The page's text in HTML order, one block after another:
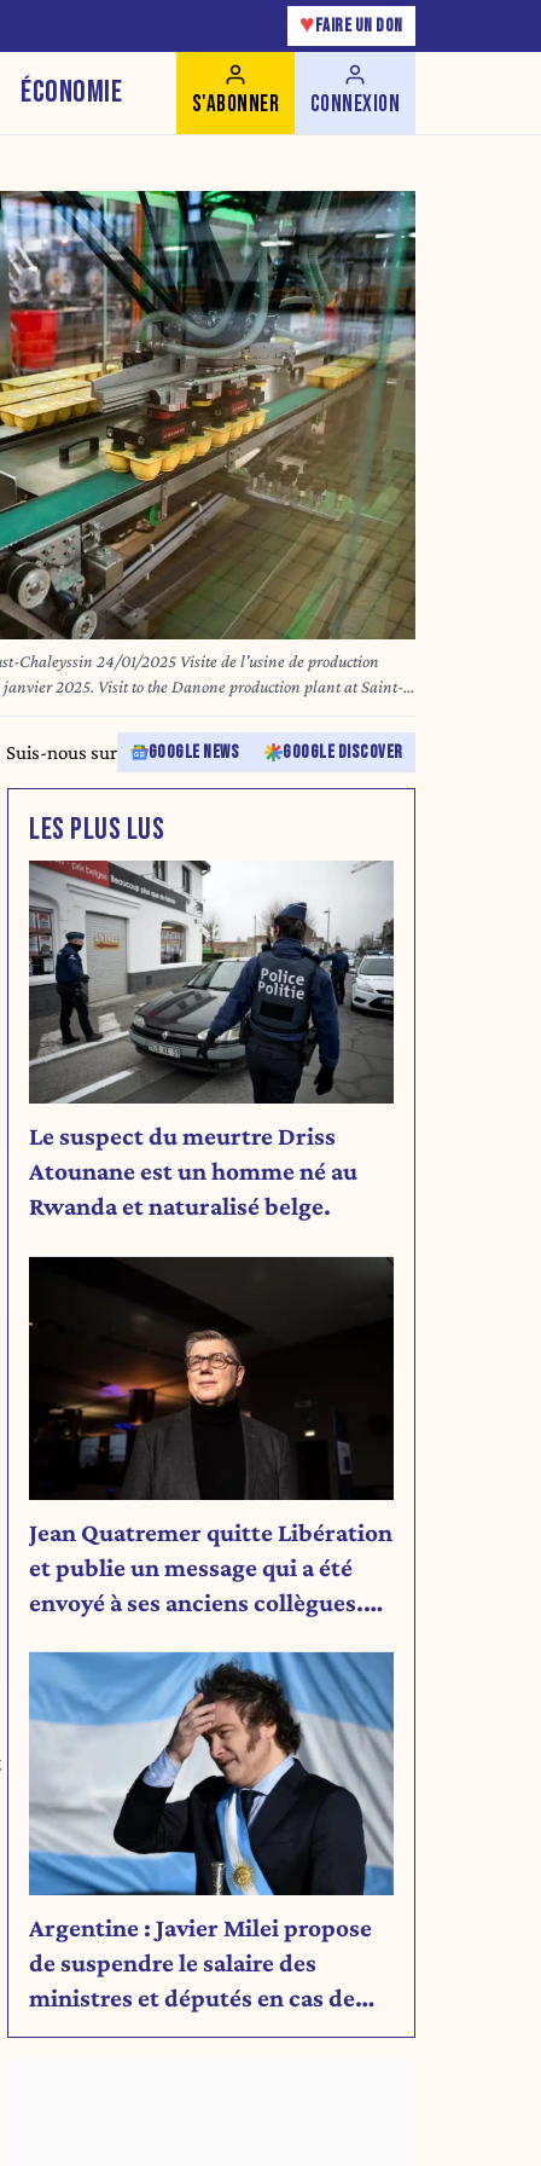
♥ FAIRE UN DON
ÉCONOMIE S'ABONNER CONNEXION
Chaleyssin 24/01/2025 Visite de l'usine de production
2025. Visit to the Danone production plant at Saint-
Suis-nous sur GOOGLE NEWS GOOGLE DISCOVER
LES PLUS LUS
Le suspect du meurtre Driss
Atounane est un homme né au
Rwanda et naturalisé belge.
Jean Quatremer quitte Libération
et publie un message qui a été
envoyé à ses anciens collègues.
Argentine : Javier Milei propose
de suspendre le salaire des
ministres et députés en cas de
déficit budgétaire